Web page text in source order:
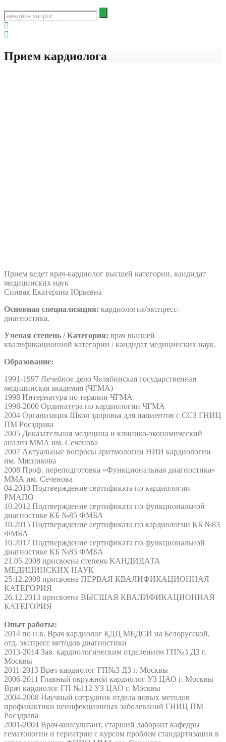
Прием кардиолога
Прием ведет врач-кардиолог высшей категории, кандидат
медицинских наук
Спивак Екатерина Юрьевна
Основная специализация: кардиология/экспресс-
диагностика.
Ученая степень / Категория: врач высшей
квалификационной категории / кандидат медицинских наук.
Образование:
1991-1997 Лечебное дело Челябинская государственная
медицинская академия (ЧГМА)
1998 Интернатура по терапии ЧГМА
1998-2000 Ординатура по кардиологии ЧГМА
2004 Организация Школ здоровья для пациентов с ССЗ ГНИЦ
ПМ Росздрава
2005 Доказательная медицина и клинико-экономический
анализ ММА им. Сеченова
2007 Актуальные вопросы аритмологии НИИ кардиологии
им. Мясникова
2008 Проф. переподготовка «Функциональная диагностика»
ММА им. Сеченова
04.2010 Подтверждение сертификата по кардиологии
РМАПО
10.2012 Подтверждение сертификата по функциональной
диагностике КБ №85 ФМБА
10.2015 Подтверждение сертификата по кардиологии КБ №83
ФМБА
10.2017 Подтверждение сертификата по функциональной
диагностике КБ №85 ФМБА
21.05.2008 присвоена степень КАНДИДАТА
МЕДИЦИНСКИХ НАУК
25.12.2008 присвоена ПЕРВАЯ КВАЛИФИКАЦИОННАЯ
КАТЕГОРИЯ
26.12.2013 присвоена ВЫСШАЯ КВАЛИФИКАЦИОННАЯ
КАТЕГОРИЯ
Опыт работы:
2014 по н.в. Врач кардиолог КДЦ МЕДСИ на Белорусской,
отд. экспресс методов диагностики
2013-2014 Зав. кардиологическим отделением ГП№3 ДЗ г.
Москвы
2011-2013 Врач-кардиолог ГП№3 ДЗ г. Москвы
2006-2011 Главный окружной кардиолог УЗ ЦАО г. Москвы
Врач кардиолог ГП №112 УЗ ЦАО г. Москвы
2004-2008 Научный сотрудник отдела новых методов
профилактики неинфекционных заболеваний ГНИЦ ПМ
Росздрава
2001-2004 Врач-консультант, старший лаборант кафедры
гематологии и гериатрии с курсом проблем стандартизации в